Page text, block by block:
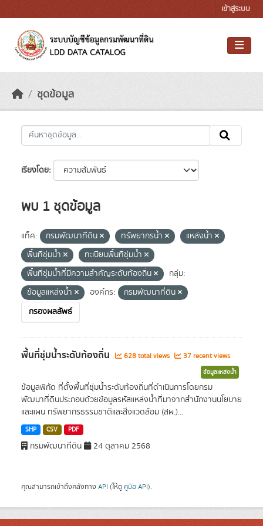
เข้าสู่ระบบ
ชุดข้อมูล
เรียงโดย
พบ 1 ชุดข้อมูล
แท็ค: กรมพัฒนาที่ดิน ทรัพยากรน้ำ
แหล่งน้ำ
พื้นที่ชุ่มน้ำ
ทะเบียนพื้นที่ชุ่มน้ำ
พื้นที่ชุ่มน้ำที่มีความสําคัญระดับท้องถิ่น
กลุ่ม:
ข้อมูลแหล่งน้ำ
องค์กร:
กรมพัฒนาที่ดิน
กรองผลลัพธ์
พื้นที่ชุ่มน้ำระดับท้องถิ่น 628 total views 37 recent views
ข้อมูลแหล่งน้ำ
ข้อมูลพิกัด ที่ตั้งพื้นที่ชุ่มน้ำระดับท้องถิ่นที่ดำเนินการโดยกรม
พัฒนาที่ดินประกอบด้วยข้อมูลรหัสแหล่งน้ำที่มาจากสำนักงานนโยบาย
และแผน ทรัพยากรธรรมชาติและสิ่งแวดล้อม (สผ.)...
SHP CSV PDF
กรมพัฒนาที่ดิน 24 ตุลาคม 2568
คุณสามารถเข้าถึงคลังทาง API (ให้ดู คู่มือ API).